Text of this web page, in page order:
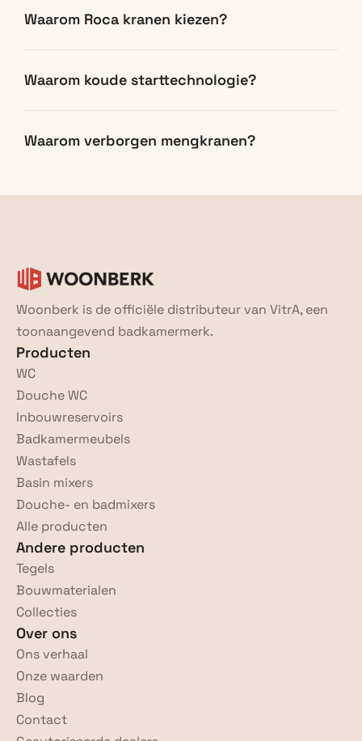
Waarom Roca kranen kiezen?
Waarom koude starttechnologie?
Waarom verborgen mengkranen?
Woonberk is de officiële distributeur van VitrA, een
toonaangevend badkamermerk.
Producten
WC
Douche WC
Inbouwreservoirs
Badkamermeubels
Wastafels
Basin mixers
Douche- en badmixers
Alle producten
Andere producten
Tegels
Bouwmaterialen
Collecties
Over ons
Ons verhaal
Onze waarden
Blog
Contact